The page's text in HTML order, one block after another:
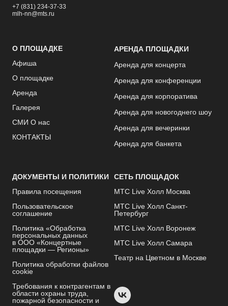
+7 (831) 234-37-33
mlh-nn@mts.ru
О ПЛОЩАДКЕ
Афиша
О площадке
Аренда
Галерея
СМИ О нас
КОНТАКТЫ
АРЕНДА ПЛОЩАДКИ
Аренда для концерта
Аренда для конференции
Аренда для корпоратива
Аренда для новогоднего шоу
Аренда для вечеринки
Аренда для банкета
ДОКУМЕНТЫ И ПОЛИТИКИ
Правила посещения
Пользовательское
соглашение
Политика «Обработка
персональных данных
в ООО «Концертные
площадки — Регионы»
Политика обработки файлов
cookie
Требования к контрагентам в
области охраны труда,
пожарной безопасности и
СЕТЬ ПЛОЩАДОК
МТС Live Холл Москва
МТС Live Холл Санкт-
Петербург
МТС Live Холл Воронеж
МТС Live Холл Самара
Театр на Цветном в Москве